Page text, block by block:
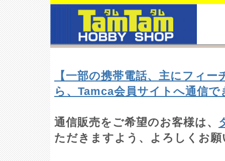
【一部の携帯電話、主にフィ
ら、Tamca会員サイトへ通信
通信販売をご希望のお客様は、
ただきますよう、よろしくお